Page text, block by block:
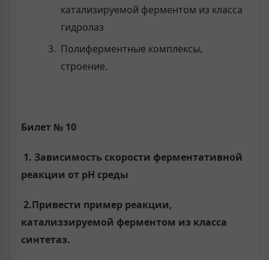
катализируемой ферментом из класса
гидролаз
Полиферментные комплексы,
строение.
Билет № 10
1. Зависимость скорости ферментативной
реакции от рН среды
2.Привести пример реакции,
катализзируемой ферментом из класса
синтетаз.